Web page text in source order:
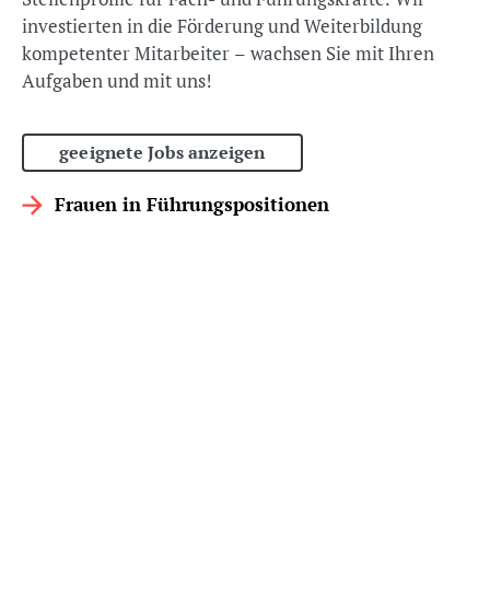
investierten in die Förderung und Weiterbildung
kompetenter Mitarbeiter – wachsen Sie mit Ihren
Aufgaben und mit uns!
geeignete Jobs anzeigen
Frauen in Führungspositionen